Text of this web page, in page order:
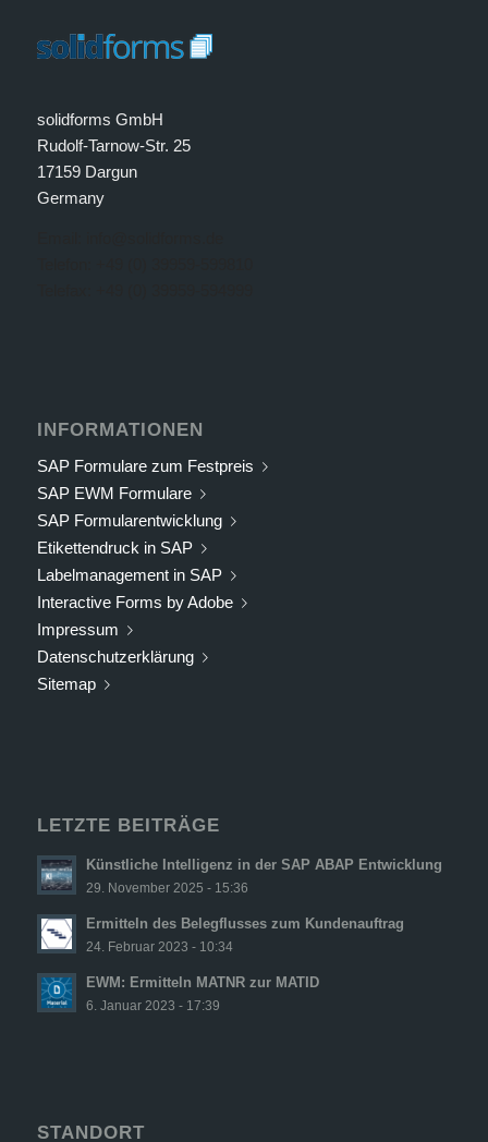
solidforms GmbH
Rudolf-Tarnow-Str. 25
17159 Dargun
Germany
INFORMATIONEN
SAP Formulare zum Festpreis
SAP EWM Formulare
SAP Formularentwicklung
Etikettendruck in SAP
Labelmanagement in SAP
Interactive Forms by Adobe
Impressum
Datenschutzerklärung
Sitemap
LETZTE BEITRÄGE
Künstliche Intelligenz in der SAP ABAP Entwicklung
29. November 2025 - 15:36
Ermitteln des Belegflusses zum Kundenauftrag
24. Februar 2023 - 10:34
EWM: Ermitteln MATNR zur MATID
6. Januar 2023 - 17:39
STANDORT